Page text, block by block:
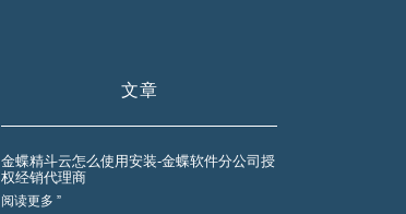
文章
金蝶精斗云怎么使用安装-金蝶软件分公司授
权经销代理商
阅读更多 ”